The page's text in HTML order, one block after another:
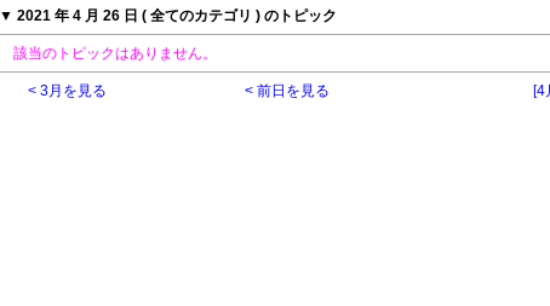
▼ 2021 年 4 月 26 日 ( 全てのカテゴリ ) のトピック
該当のトピックはありません。
< 3月を見る < 前日を見る [4